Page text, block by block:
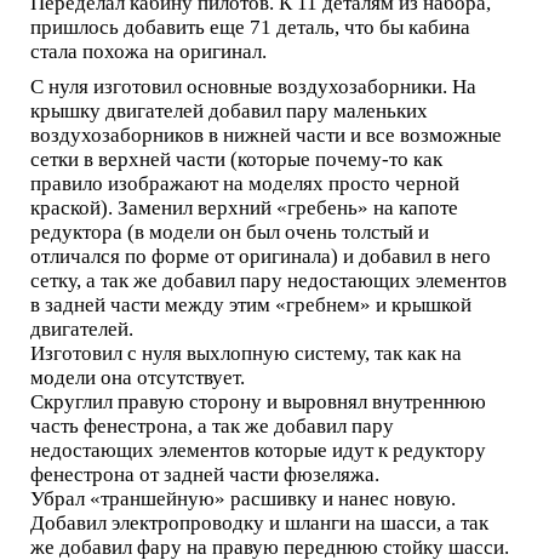
пришлось добавить еще 71 деталь, что бы кабина
стала похожа на оригинал.
С нуля изготовил основные воздухозаборники. На
крышку двигателей добавил пару маленьких
воздухозаборников в нижней части и все возможные
сетки в верхней части (которые почему-то как
правило изображают на моделях просто черной
краской). Заменил верхний «гребень» на капоте
редуктора (в модели он был очень толстый и
отличался по форме от оригинала) и добавил в него
сетку, а так же добавил пару недостающих элементов
в задней части между этим «гребнем» и крышкой
двигателей.
Изготовил с нуля выхлопную систему, так как на
модели она отсутствует.
Скруглил правую сторону и выровнял внутреннюю
часть фенестрона, а так же добавил пару
недостающих элементов которые идут к редуктору
фенестрона от задней части фюзеляжа.
Убрал «траншейную» расшивку и нанес новую.
Добавил электропроводку и шланги на шасси, а так
же добавил фару на правую переднюю стойку шасси.